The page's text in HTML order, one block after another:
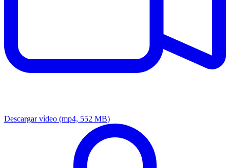
Descargar vídeo (mp4, 552 MB)